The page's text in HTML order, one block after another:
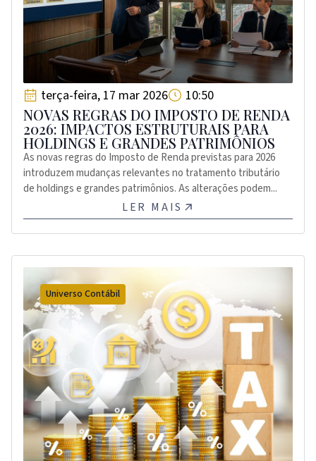
terça-feira, 17 mar 2026 10:50
NOVAS REGRAS DO IMPOSTO DE RENDA
2026: IMPACTOS ESTRUTURAIS PARA
HOLDINGS E GRANDES PATRIMÔNIOS
As novas regras do Imposto de Renda previstas para 2026
introduzem mudanças relevantes no tratamento tributário
de holdings e grandes patrimônios. As alterações podem...
LER MAIS
Universo Contábil